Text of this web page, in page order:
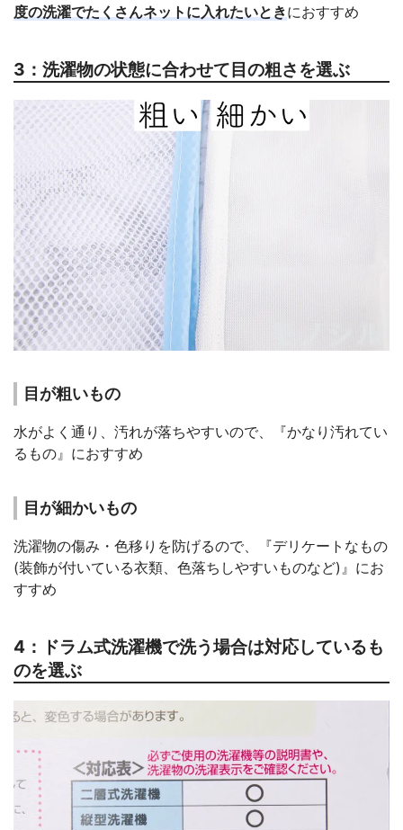
度の洗濯でたくさんネットに入れたいときにおすすめ
3：洗濯物の状態に合わせて目の粗さを選ぶ
目が粗いもの
水がよく通り、汚れが落ちやすいので、『かなり汚れてい
るもの』におすすめ
目が細かいもの
洗濯物の傷み・色移りを防げるので、『デリケートなもの
(装飾が付いている衣類、色落ちしやすいものなど)』にお
すすめ
4：ドラム式洗濯機で洗う場合は対応しているも
のを選ぶ